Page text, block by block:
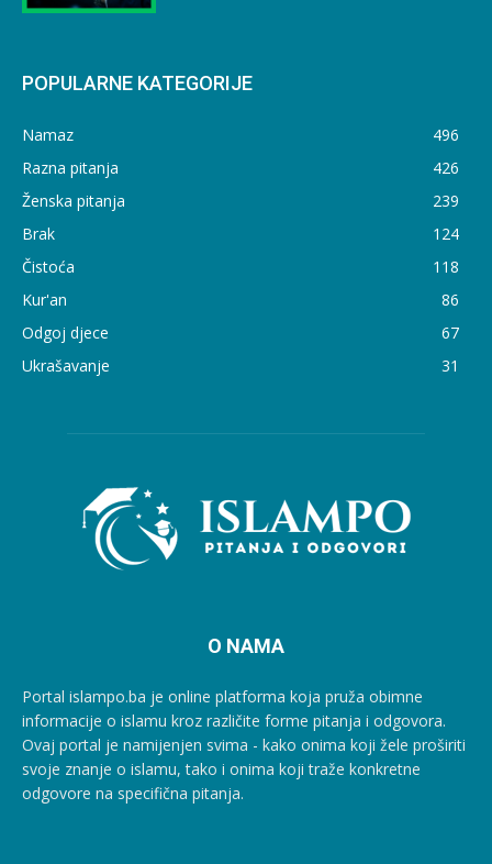
POPULARNE KATEGORIJE
Namaz
496
Razna pitanja
426
Ženska pitanja
239
Brak
124
Čistoća
118
Kur'an
86
Odgoj djece
67
Ukrašavanje
31
O NAMA
Portal islampo.ba je online platforma koja pruža obimne
informacije o islamu kroz različite forme pitanja i odgovora.
Ovaj portal je namijenjen svima - kako onima koji žele proširiti
svoje znanje o islamu, tako i onima koji traže konkretne
odgovore na specifična pitanja.